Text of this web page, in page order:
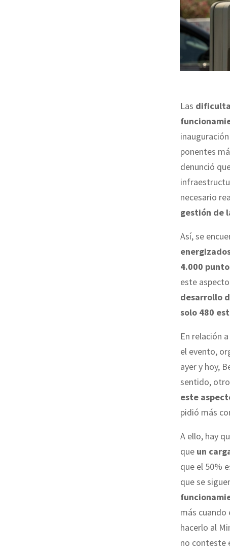
Las
ponentes
denunció
necesario
gestión de
Así, se
4.000
este
desarrollo
solo 480
En relación
el evento,
ayer y hoy,
sentido,
este
pidió más
A ello, hay
que un
que el 50%
que se
más cuando
hacerlo al
no conteste